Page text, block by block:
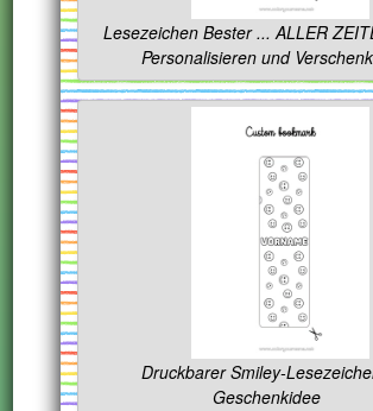
Lesezeichen Bester ... ALLER
Personalisieren und
Druckbarer Smiley-
Geschenkidee